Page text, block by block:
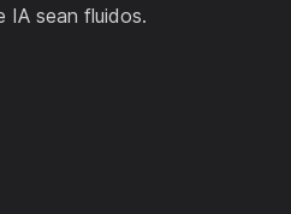
IA sean fluidos.